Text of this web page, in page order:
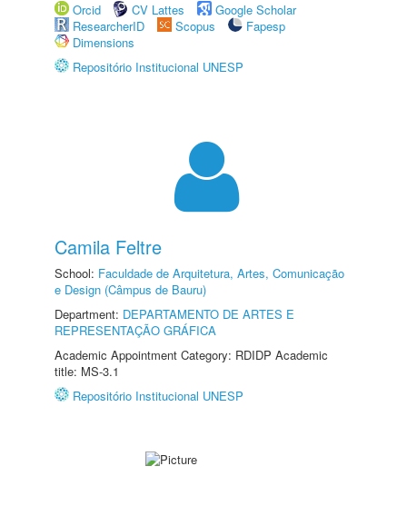
Orcid
CV Lattes
Google Scholar
ResearcherID
Scopus
Fapesp
Dimensions
Repositório Institucional UNESP
Camila Feltre
School: Faculdade de Arquitetura, Artes, Comunicação
e Design (Câmpus de Bauru)
Department: DEPARTAMENTO DE ARTES E
REPRESENTAÇÃO GRÁFICA
Academic Appointment Category: RDIDP Academic
title: MS-3.1
Repositório Institucional UNESP